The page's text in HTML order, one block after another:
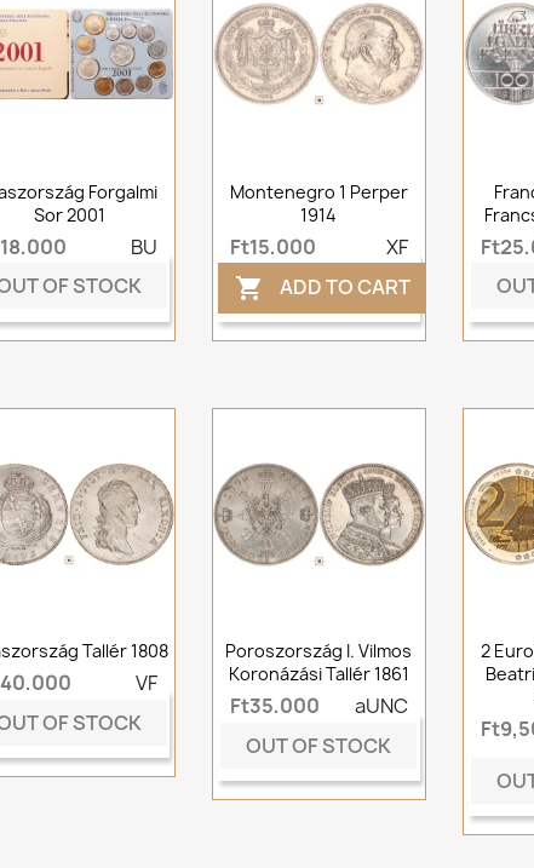
Forgalmi
Sor 2001
BU
OF STOCK
Montenegro 1 Perper
1914
Ft15,000 XF
 ADD TO CART
Tallér 1808
VF
OF STOCK
Poroszország I. Vilmos
Koronázási Tallér 1861
Ft35,000
aUNC
OUT OF STOCK
2